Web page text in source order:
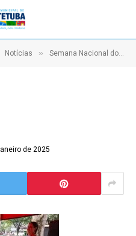
Notícias » Semana Nacional do Trânsito promove a valorização da segurança em prol da vida
de 2025